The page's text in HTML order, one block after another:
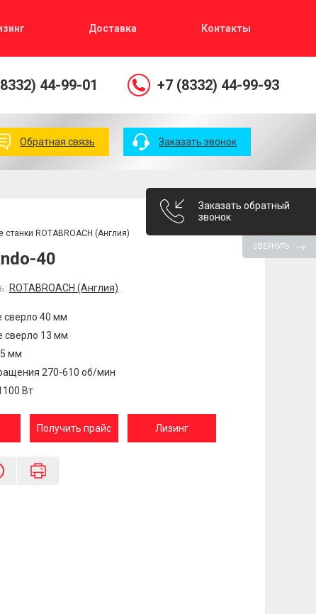
Доставка Контакты
44-99-01 +7 (8332) 44-99-93
Обратная связь Заказать звонок
ROTABROACH (Англия)
40
ROTABROACH (Англия)
сверло 40 мм
сверло 13 мм
мм
270-610 об/мин
Вт
Получить прайс Лизинг
Заказать обратный
звонок
СВЕРНУТЬ